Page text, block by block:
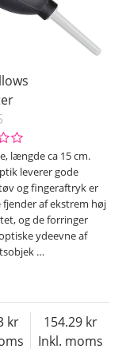
længde ca 15 cm.
leverer gode
og fingeraftryk er
fjender af ekstrem høj
og de forringer
ydeevne af
…
Inkl. moms
154.29